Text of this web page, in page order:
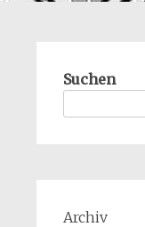
Suchen
Archiv